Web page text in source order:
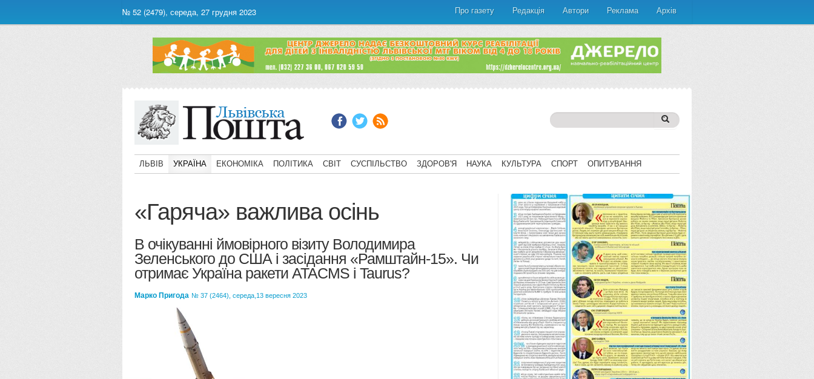
№ 52 (2479), середа, 27 грудня 2023 Про газету Редакція Автори Реклама Архів
ЛЬВІВ УКРАЇНА ЕКОНОМІКА ПОЛІТИКА СВІТ СУСПІЛЬСТВО ЗДОРОВ'Я НАУКА КУЛЬТУРА СПОРТ ОПИТУВАННЯ
«Гаряча» важлива осінь
В очікуванні ймовірного візиту Володимира
Зеленського до США і засідання «Рамштайн-15». Чи
отримає Україна ракети ATACMS і Taurus?
Марко Пригода № 37 (2464), середа,13 вересня 2023